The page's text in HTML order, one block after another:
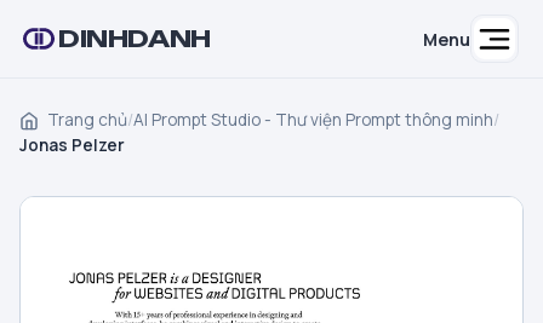
DINHDANH Menu
Trang chủ/AI Prompt Studio - Thư viện Prompt thông minh/
Jonas Pelzer